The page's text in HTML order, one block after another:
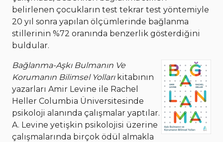
belirlenen çocukların test tekrar test yöntemiyle
20 yıl sonra yapılan ölçümlerinde bağlanma
stillerinin %72 oranında benzerlik gösterdiğini
buldular.
Bağlanma-Aşkı Bulmanın Ve
Korumanın Bilimsel Yolları kitabının
yazarları Amir Levine ile Rachel
Heller Columbia Üniversitesinde
psikoloji alanında çalışmalar yaptılar.
A. Levine yetişkin psikolojisi üzerine
çalışmalarında birçok ödül almakla